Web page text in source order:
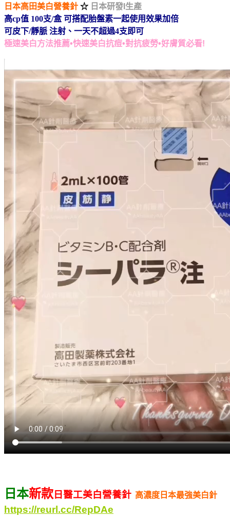
日本高田美白營養針 ☆ 日本研發I生產
高cp值 100支/盒 可搭配胎盤素一起使用效果加倍
可皮下/靜脈 注射、一天不超過4支即可
極速美白方法推薦•快速美白抗痘•對抗疲勞•好膚質必看!
日本新款 日醫工美白營養針 高濃度日本最強美白針
https://reurl.cc/RepDAe